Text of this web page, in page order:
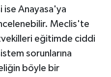
ise Anayasa'ya
Meclis'te
eğitimde ciddi
sorunlarına
böyle bir